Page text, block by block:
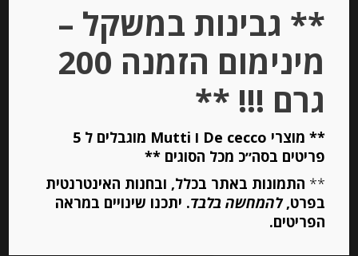
יחידות
הוספה לסל
** גבינות במשקל –
מינימום הזמנה 200
גרם !!! **
** מוצרי De cecco ו Mutti מוגבלים ל 5
פריטים בסה״כ מכל הסוגים **
** התמונות באתר בכלל, ובחנות האינטרנטית
בפרט,להמחשה בלבד. יתכנו שינויים במראה
הפריטים.